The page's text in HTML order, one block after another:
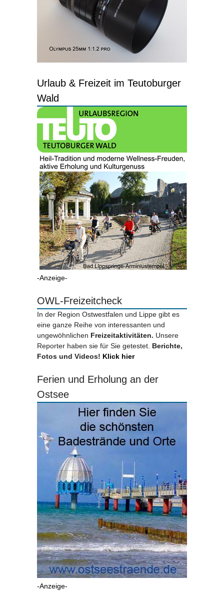
Urlaub & Freizeit im Teutoburger
Wald
-Anzeige-
OWL-Freizeitcheck
In der Region Ostwestfalen und Lippe gibt es
eine ganze Reihe von interessanten und
ungewöhnlichen Freizeitaktivitäten. Unsere
Reporter haben sie für Sie getestet. Berichte,
Fotos und Videos! Klick hier
Ferien und Erholung an der
Ostsee
-Anzeige-